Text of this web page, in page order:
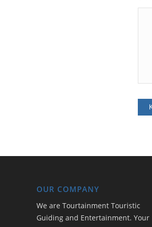
OUR COMPANY
We are Tourtainment Touristic
Guiding and Entertainment. Your